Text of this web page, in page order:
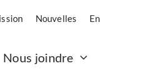
Nouvelles En
Nous joindre